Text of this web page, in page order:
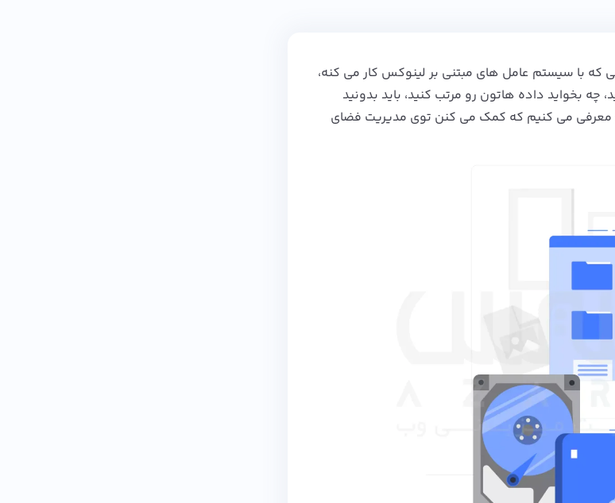
با سیستم‌ عامل‌ های مبتنی بر لینوکس کار می‌ کنه،
بخواید داده‌ هاتون رو مرتب کنید، باید بدونید
این مقاله، 7 تا از بهترین ابزارها رو معرفی می‌ کنیم که کمک می‌ کنن توی مدیریت فضای